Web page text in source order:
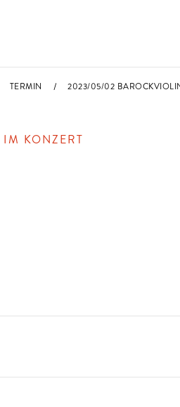
TERMIN 2023/05/02
KONZERT